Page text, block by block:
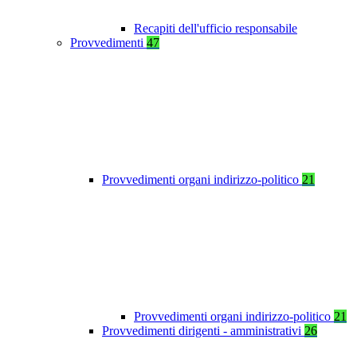
Recapiti dell'ufficio responsabile
Provvedimenti 47
Provvedimenti organi indirizzo-politico 21
Provvedimenti organi indirizzo-politico 21
Provvedimenti dirigenti - amministrativi 26